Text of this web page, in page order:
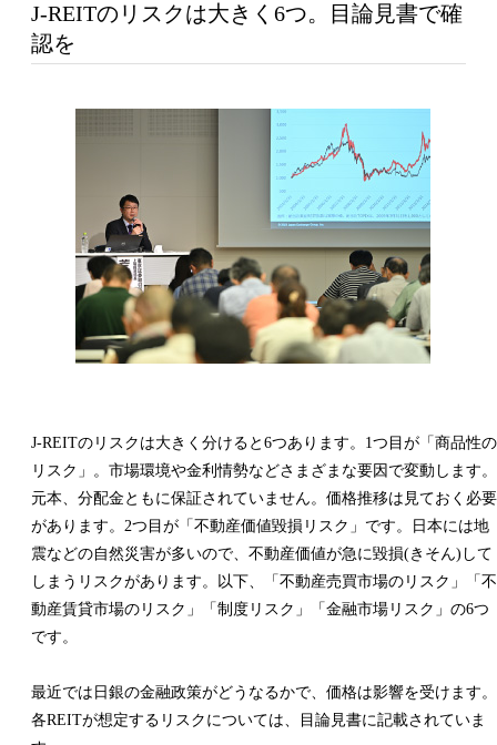
J-REITのリスクは大きく6つ。目論見書で確
認を
J-REITのリスクは大きく分けると6つあります。1つ目が「商品性の
リスク」。市場環境や金利情勢などさまざまな要因で変動します。
元本、分配金ともに保証されていません。価格推移は見ておく必要
があります。2つ目が「不動産価値毀損リスク」です。日本には地
震などの自然災害が多いので、不動産価値が急に毀損(きそん)して
しまうリスクがあります。以下、「不動産売買市場のリスク」「不
動産賃貸市場のリスク」「制度リスク」「金融市場リスク」の6つ
です。
最近では日銀の金融政策がどうなるかで、価格は影響を受けます。
各REITが想定するリスクについては、目論見書に記載されていま